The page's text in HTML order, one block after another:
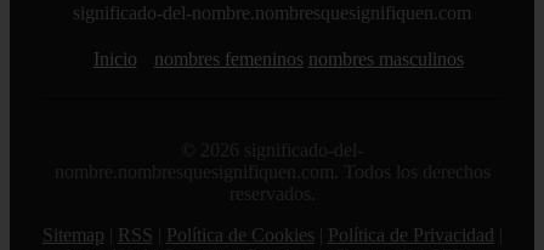
significado-del-nombre.nombresquesignifiquen.com
Inicio nombres femeninos nombres masculinos
© 2026 significado-del-
nombre.nombresquesignifiquen.com. Todos los derechos
reservados.
Sitemap
RSS Política de Cookies Política de Privacidad